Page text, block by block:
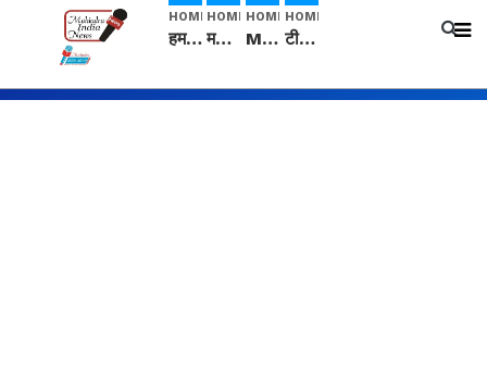
HOME
हम सनातनी..." सांसद kangana Ranaut से क्या बोली लड़की? Viral Jantar-Mantar | CJP protest
HOME
मनीषा हत्याकांड: हत्या, आत्महत्या या कोई बड़ा राज? | Full Story | Josh Haryana
HOME
Mangalsutra: हिंदू धर्म में शादी के बाद मंगलसूत्र क्यों पहनती है महिलाएं, किसने शुरु की ये परंपरा
HOME
टीम बीकेई ने एग्रीकल्चर ग्रेड की यूरिया खाद गट्टों में बदलकर टेक्निकल ग्रेड में बेचने वालों पर करवाई कार्रवाई: लखविंदर सिंह औलख